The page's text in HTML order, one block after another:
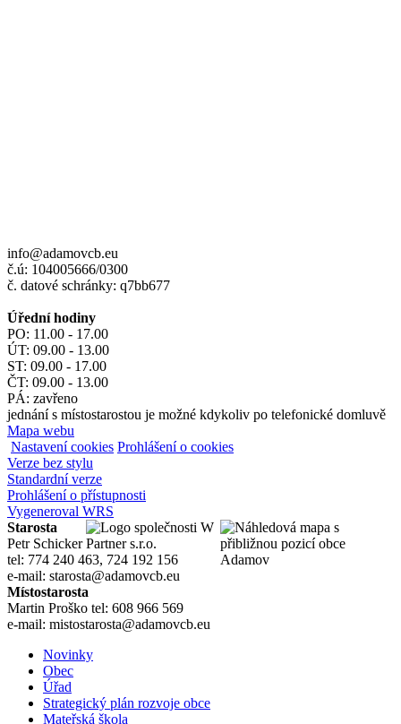
info@adamovcb.eu
č.ú: 104005666/0300
č. datové schránky: q7bb677
Úřední hodiny
PO: 11.00 - 17.00
ÚT: 09.00 - 13.00
ST: 09.00 - 17.00
ČT: 09.00 - 13.00
PÁ: zavřeno
jednání s místostarostou je možné kdykoliv po telefonické domluvě
Mapa webu
Nastavení cookies Prohlášení o cookies
Verze bez stylu
Standardní verze
Prohlášení o přístupnosti
Vygeneroval WRS
Starosta
Petr Schicker
tel: 774 240 463, 724 192 156
e-mail: starosta@adamovcb.eu
Místostarosta
Martin Proško tel: 608 966 569
e-mail: mistostarosta@adamovcb.eu
Novinky
Obec
Úřad
Strategický plán rozvoje obce
Mateřská škola